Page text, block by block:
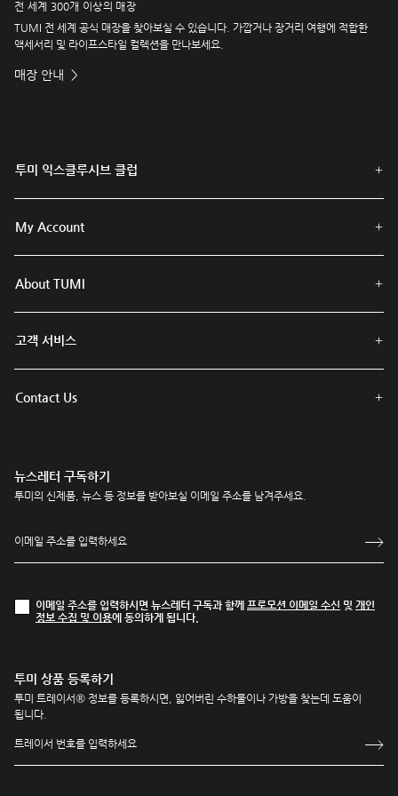
전 세계 300개 이상의 매장
TUMI 전 세계 공식 매장을 찾아보실 수 있습니다. 가깝거나 장거리 여행에 적합한
액세서리 및 라이프스타일 컬렉션을 만나보세요.
매장 안내
투미 익스클루시브 클럽
My Account
About TUMI
고객 서비스
Contact Us
뉴스레터 구독하기
투미의 신제품, 뉴스 등 정보를 받아보실 이메일 주소를 남겨주세요.
이메일 주소를 입력하시면 뉴스레터 구독과 함께 프로모션 이메일 수신 및 개인
정보 수집 및 이용에 동의하게 됩니다.
투미 상품 등록하기
투미 트레이서® 정보를 등록하시면, 잃어버린 수하물이나 가방을 찾는데 도움이
됩니다.